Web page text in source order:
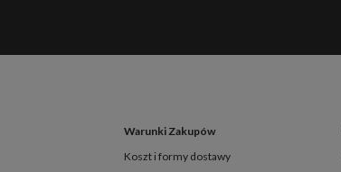
Warunki Zakupów
Koszt i formy dostawy